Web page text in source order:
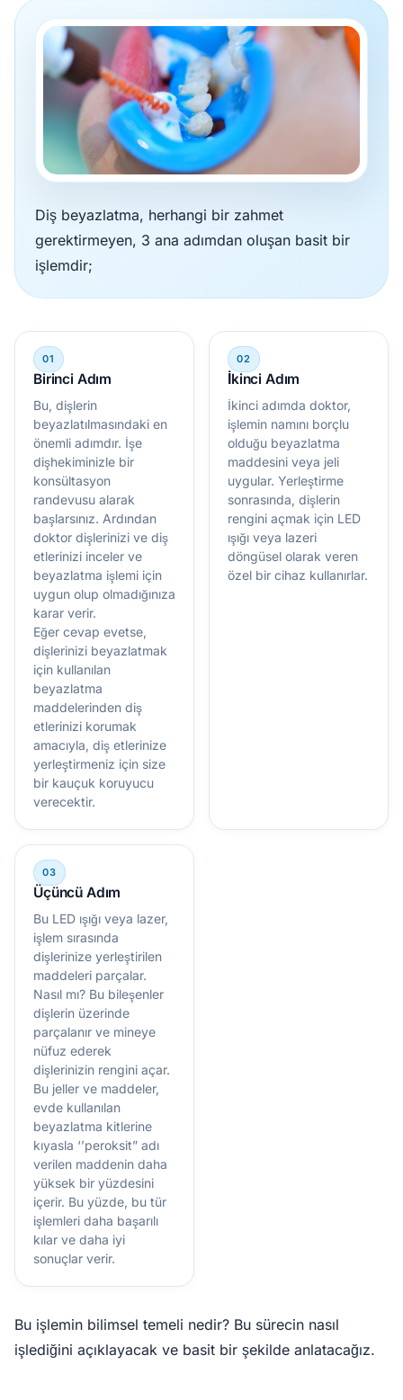
Diş beyazlatma, herhangi bir zahmet
gerektirmeyen, 3 ana adımdan oluşan basit bir
işlemdir;
Birinci Adım
Bu, dişlerin
beyazlatılmasındaki en
önemli adımdır. İşe
dişhekiminizle bir
konsültasyon
randevusu alarak
başlarsınız. Ardından
doktor dişlerinizi ve diş
etlerinizi inceler ve
beyazlatma işlemi için
uygun olup olmadığınıza
karar verir.
Eğer cevap evetse,
dişlerinizi beyazlatmak
için kullanılan
beyazlatma
maddelerinden diş
etlerinizi korumak
amacıyla, diş etlerinize
yerleştirmeniz için size
bir kauçuk koruyucu
verecektir.
İkinci Adım
İkinci adımda doktor,
işlemin namını borçlu
olduğu beyazlatma
maddesini veya jeli
uygular. Yerleştirme
sonrasında, dişlerin
rengini açmak için LED
ışığı veya lazeri
döngüsel olarak veren
özel bir cihaz kullanırlar.
Üçüncü Adım
Bu LED ışığı veya lazer,
işlem sırasında
dişlerinize yerleştirilen
maddeleri parçalar.
Nasıl mı? Bu bileşenler
dişlerin üzerinde
parçalanır ve mineye
nüfuz ederek
dişlerinizin rengini açar.
Bu jeller ve maddeler,
evde kullanılan
beyazlatma kitlerine
kıyasla ‘’peroksit” adı
verilen maddenin daha
yüksek bir yüzdesini
içerir. Bu yüzde, bu tür
işlemleri daha başarılı
kılar ve daha iyi
sonuçlar verir.
Bu işlemin bilimsel temeli nedir? Bu sürecin nasıl
işlediğini açıklayacak ve basit bir şekilde anlatacağız.